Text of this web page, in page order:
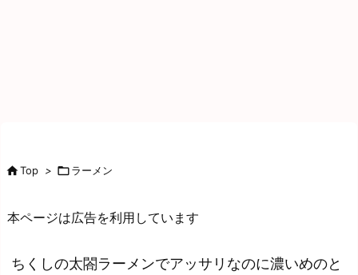
Top > ラーメン
本ページは広告を利用しています
ちくしの太閤ラーメンでアッサリなのに濃いめのと